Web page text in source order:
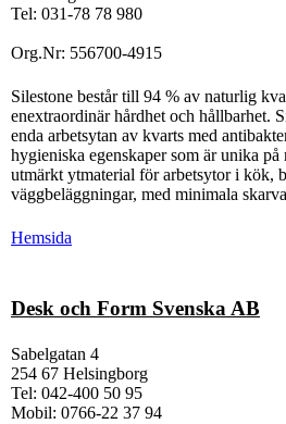
Tel: 031-78 78 980
Org.Nr: 556700-4915
Silestone består till 94 % av naturlig
enextraordinär hårdhet och hållbarhet.
enda arbetsytan av kvarts med
hygieniska egenskaper som är unika
utmärkt ytmaterial för arbetsytor i kök,
väggbeläggningar, med minimala
Hemsida
Desk och Form Svenska AB
Sabelgatan 4
254 67 Helsingborg
Tel: 042-400 50 95
Mobil: 0766-22 37 94